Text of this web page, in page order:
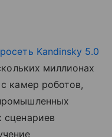
Kandinsky 5.0
миллионах
камер роботов,
сценариев